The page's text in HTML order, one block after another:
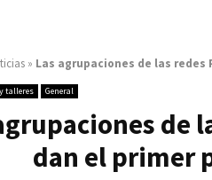
» Las agrupaciones de las
talleres General
de
dan el primer